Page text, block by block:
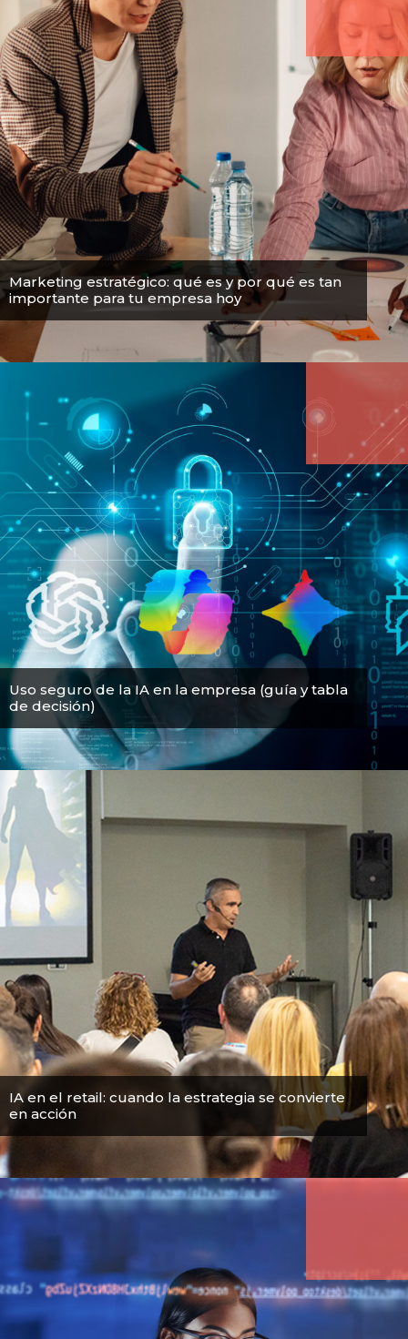
Marketing estratégico: qué es y por qué es tan
importante para tu empresa hoy
Uso seguro de la IA en la empresa (guía y tabla
de decisión)
IA en el retail: cuando la estrategia se convierte
en acción